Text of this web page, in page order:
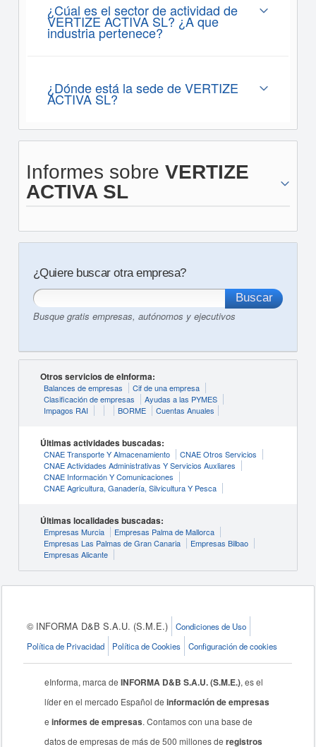
¿Cúal es el sector de actividad de
VERTIZE ACTIVA SL? ¿A que
industria pertenece?
¿Dónde está la sede de VERTIZE
ACTIVA SL?
Informes sobre VERTIZE
ACTIVA SL
¿Quiere buscar otra empresa?
Busque gratis empresas, autónomos y ejecutivos
Otros servicios de eInforma:
Balances de empresas
Cif de una empresa
Clasificación de empresas
Ayudas a las PYMES
Impagos RAI
BORME Cuentas Anuales
Últimas actividades buscadas:
CNAE Transporte Y Almacenamiento
CNAE Otros Servicios
CNAE Actividades Administrativas Y Servicios Auxliares
CNAE Información Y Comunicaciones
CNAE Agricultura, Ganadería, Silvicultura Y Pesca
Últimas localidades buscadas:
Empresas Murcia
Empresas Palma de Mallorca
Empresas Las Palmas de Gran Canaria
Empresas Bilbao
Empresas Alicante
© INFORMA D&B S.A.U. (S.M.E.)
Condiciones de Uso
Política de Privacidad
Política de Cookies Configuración de cookies
eInforma, marca deINFORMA D&B S.A.U. (S.M.E.), es el
líder en el mercado Español deinformación de empresas
einformes de empresas. Contamos con una base de
datos de empresas de más de 500 millones deregistros